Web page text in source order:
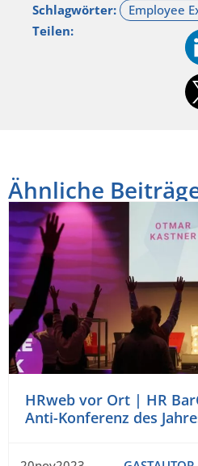
Schlagwörter:
Teilen:
Ähnliche
HRweb vor Ort | HR
Anti-Konferenz des